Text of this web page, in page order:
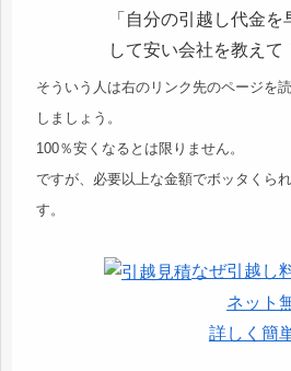
「自分の引越し代金
して安い会社を教えて
そういう人は右のリンク先のページを
しましょう。
100％安くなるとは限りません。
ですが、必要以上な金額でボッタくら
す。
なぜ引越し
ネット
詳しく簡